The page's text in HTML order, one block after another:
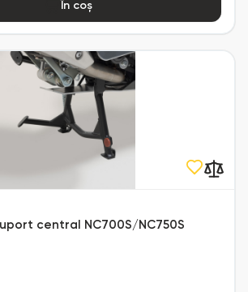
În coș
central NC700S/NC750S